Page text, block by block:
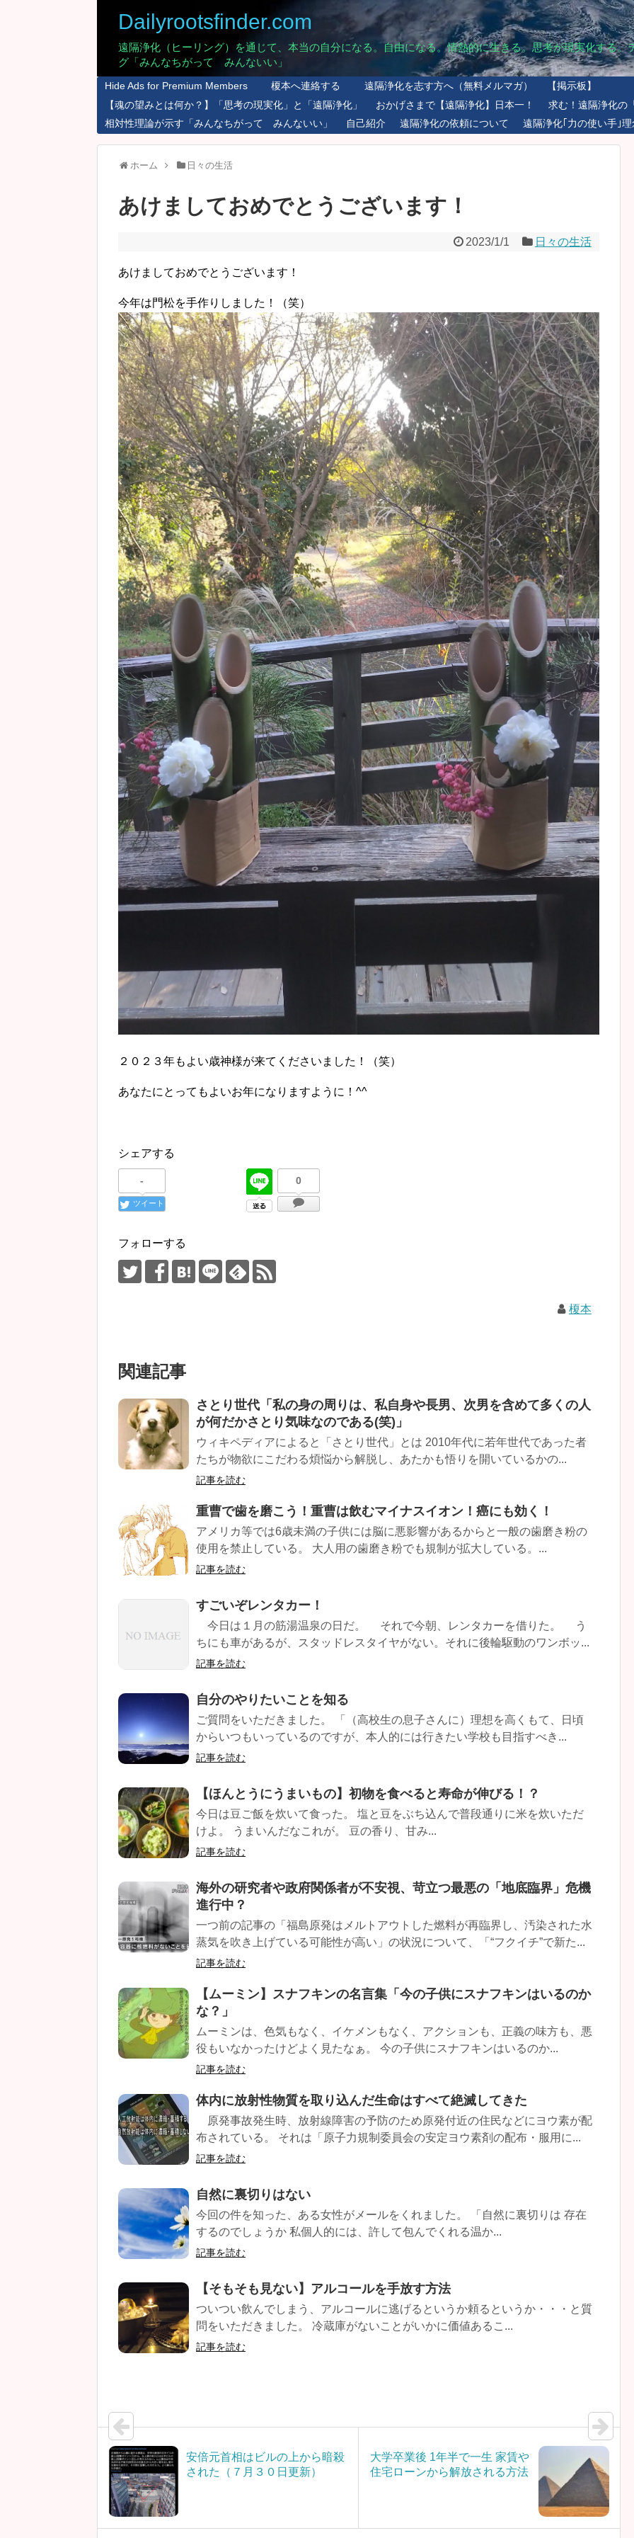
Dailyrootsfinder.com
遠隔浄化（ヒーリング）を通じて、本当の自分になる。自由になる。情熱的に生きる。思考が現実化する
グ「みんなちがって みんないい」
Hide Ads for Premium Members 榎本へ連絡する 遠隔浄化を志す方へ（無料メルマガ）
【掲示板】
【魂の望みとは何か？】「思考の現実化」と「遠隔浄化」
おかげさまで【遠隔浄化】日本一！
求む！遠隔浄化の
相対性理論が示す「みんなちがって みんないい」
自己紹介 遠隔浄化の依頼について 遠隔浄化｢力の使い手｣
ホーム 日々の生活
あけましておめでとうございます！
2023/1/1 日々の生活
あけましておめでとうございます！
今年は門松を手作りしました！（笑）
２０２３年もよい歳神様が来てくださいました！（笑）
あなたにとってもよいお年になりますように！^^
シェアする
-
ツイート
0
フォローする
榎本
関連記事
さとり世代「私の身の周りは、私自身や長男、次男を含めて多くの人
が何だかさとり気味なのである(笑)」
ウィキペディアによると「さとり世代」とは 2010年代に若年世代であった者
たちが物欲にこだわる煩悩から解脱し、あたかも悟りを開いているかの...
記事を読む
重曹で歯を磨こう！重曹は飲むマイナスイオン！癌にも効く！
アメリカ等では6歳未満の子供には脳に悪影響があるからと一般の歯磨き粉の
使用を禁止している。 大人用の歯磨き粉でも規制が拡大している。...
記事を読む
すごいぞレンタカー！
今日は１月の筋湯温泉の日だ。 それで今朝、レンタカーを借りた。 う
ちにも車があるが、スタッドレスタイヤがない。それに後輪駆動のワンボッ...
記事を読む
自分のやりたいことを知る
ご質問をいただきました。 「（高校生の息子さんに）理想を高くもて、日頃
からいつもいっているのですが、本人的には行きたい学校も目指すべき...
記事を読む
【ほんとうにうまいもの】初物を食べると寿命が伸びる！？
今日は豆ご飯を炊いて食った。 塩と豆をぶち込んで普段通りに米を炊いただ
けよ。 うまいんだなこれが。 豆の香り、甘み...
記事を読む
海外の研究者や政府関係者が不安視、苛立つ最悪の「地底臨界」危機
進行中？
一つ前の記事の「福島原発はメルトアウトした燃料が再臨界し、汚染された水
蒸気を吹き上げている可能性が高い」の状況について、「“フクイチ”で新た...
記事を読む
【ムーミン】スナフキンの名言集「今の子供にスナフキンはいるのか
な？」
ムーミンは、色気もなく、イケメンもなく、アクションも、正義の味方も、悪
役もいなかったけどよく見たなぁ。 今の子供にスナフキンはいるのか...
記事を読む
体内に放射性物質を取り込んだ生命はすべて絶滅してきた
原発事故発生時、放射線障害の予防のため原発付近の住民などにヨウ素が配
布されている。 それは「原子力規制委員会の安定ヨウ素剤の配布・服用に...
記事を読む
自然に裏切りはない
今回の件を知った、ある女性がメールをくれました。 「自然に裏切りは 存在
するのでしょうか 私個人的には、許して包んでくれる温か...
記事を読む
【そもそも見ない】アルコールを手放す方法
ついつい飲んでしまう、アルコールに逃げるというか頼るというか・・・と質
問をいただきました。 冷蔵庫がないことがいかに価値あるこ...
記事を読む
安倍元首相はビルの上から暗殺
された（７月３０日更新）
大学卒業後 1年半で一生 家賃や
住宅ローンから解放される方法